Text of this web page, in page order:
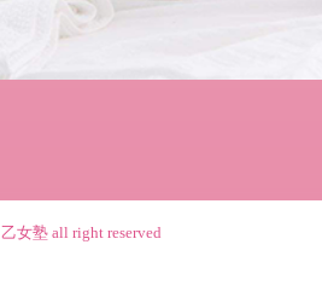
乙女塾all right reserved